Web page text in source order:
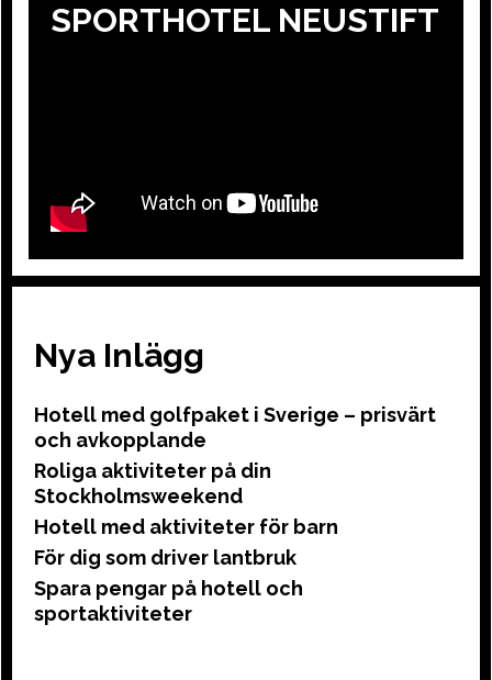
SPORTHOTEL NEUSTIFT
Nya Inlägg
Hotell med golfpaket i Sverige – prisvärt
och avkopplande
Roliga aktiviteter på din
Stockholmsweekend
Hotell med aktiviteter för barn
För dig som driver lantbruk
Spara pengar på hotell och
sportaktiviteter